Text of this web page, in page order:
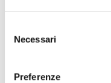
delNecessari
Preferenze
Continental GT S (V8)
Ciclo combinato 12,1.